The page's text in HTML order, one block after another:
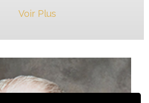
Voir Plus